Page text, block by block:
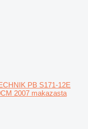
PB S171-12E
2007 makazasta